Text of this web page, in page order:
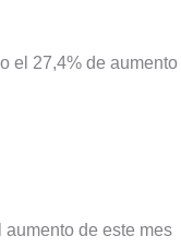
el 27,4% de aumento
de este mes